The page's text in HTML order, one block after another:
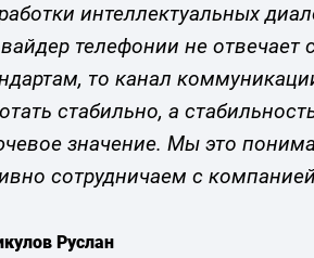
интеллектуальных
телефонии не
то канал
стабильно, а
значение. Мы это
сотрудничаем с
Руслан